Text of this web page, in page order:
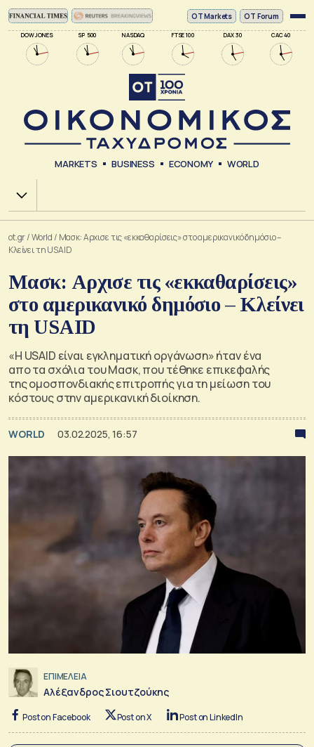
DOW JONES SP 500 NASDAQ FTSE 100 DAX 30 CAC 40
ΟΤ Markets OT Forum
MARKETS BUSINESS ECONOMY WORLD
Χ.Α.
ot.gr/World / Μασκ: Αρχισε τις «εκκαθαρίσεις» στο αμερικανικό δημόσιο –
Κλείνει τη USAID
Μασκ: Αρχισε τις «εκκαθαρίσεις»
στο αμερικανικό δημόσιο – Κλείνει
τη USAID
«Η USAID είναι εγκληματική οργάνωση» ήταν ένα
απο τα σχόλια του Μασκ, που τέθηκε επικεφαλής
της ομοσπονδιακής επιτροπής για τη μείωση του
κόστους στην αμερικανική διοίκηση.
WORLD 03.02.2025, 16:57
ΕΠΙΜΕΛΕΙΑ
Αλέξανδρος Σιουτζούκης
Post on Facebook Post on X Post on LinkedIn